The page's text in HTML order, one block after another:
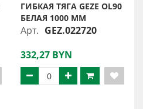
ГИБКАЯ ТЯГА GEZE OL90
БЕЛАЯ 1000 ММ
Арт. GEZ.022720
332,27 BYN